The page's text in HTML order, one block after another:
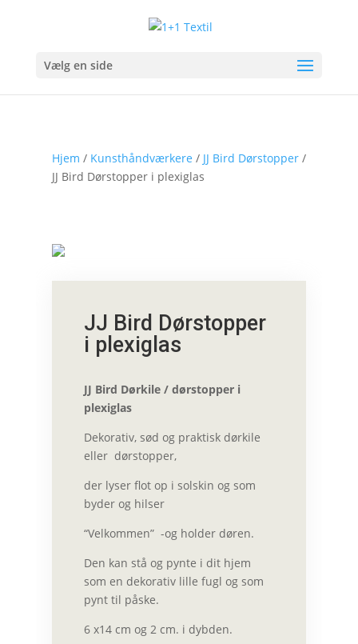
Vælg en side
Hjem / Kunsthåndværkere / JJ Bird Dørstopper/
JJ Bird Dørstopper i plexiglas
JJ Bird Dørstopper
i plexiglas
JJ Bird Dørkile / dørstopper i
plexiglas
Dekorativ, sød og praktisk dørkile
eller dørstopper,
der lyser flot op i solskin og som
byder og hilser
“Velkommen” -og holder døren.
Den kan stå og pynte i dit hjem
som en dekorativ lille fugl og som
pynt til påske.
6 x14 cm og 2 cm. i dybden.